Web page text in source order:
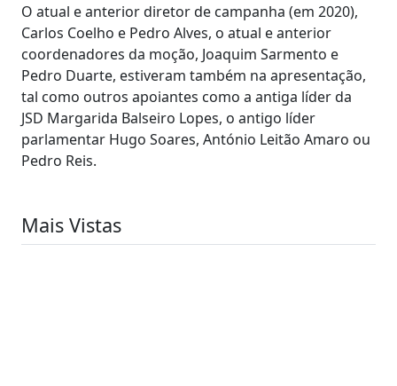
O atual e anterior diretor de campanha (em 2020),
Carlos Coelho e Pedro Alves, o atual e anterior
coordenadores da moção, Joaquim Sarmento e
Pedro Duarte, estiveram também na apresentação,
tal como outros apoiantes como a antiga líder da
JSD Margarida Balseiro Lopes, o antigo líder
parlamentar Hugo Soares, António Leitão Amaro ou
Pedro Reis.
Mais Vistas